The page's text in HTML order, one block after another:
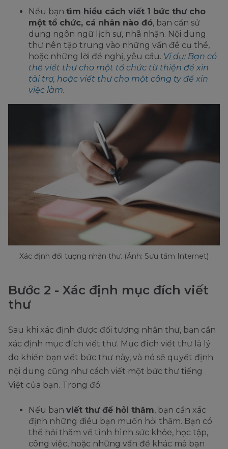
Nếu bạn tìm hiểu cách viết 1 bức thư cho
một tổ chức, cá nhân nào đó, bạn cần sử
dụng ngôn ngữ lịch sự, nhã nhặn. Nội dung
thư nên tập trung vào những vấn đề cụ thể,
hoặc những lời đề nghị, yêu cầu. Ví dụ: Bạn có
thể viết thư cho một tổ chức từ thiện để xin
tài trợ, hoặc viết thư cho một công ty để xin
việc làm.
Xác định đối tượng nhận thư. (Ảnh: Sưu tầm Internet)
Bước 2 - Xác định mục đích viết
thư
Sau khi xác định được đối tượng nhận thư, bạn cần
xác định mục đích viết thư. Mục đích viết thư là lý
do khiến bạn viết bức thư này, và nó sẽ quyết định
nội dung cũng như cách viết một bức thư tiếng
Việt của bạn. Trong đó:
Nếu bạn viết thư để hỏi thăm, bạn cần xác
định những điều bạn muốn hỏi thăm. Bạn có
thể hỏi thăm về tình hình sức khỏe, học tập,
công việc, hoặc những vấn đề khác mà bạn